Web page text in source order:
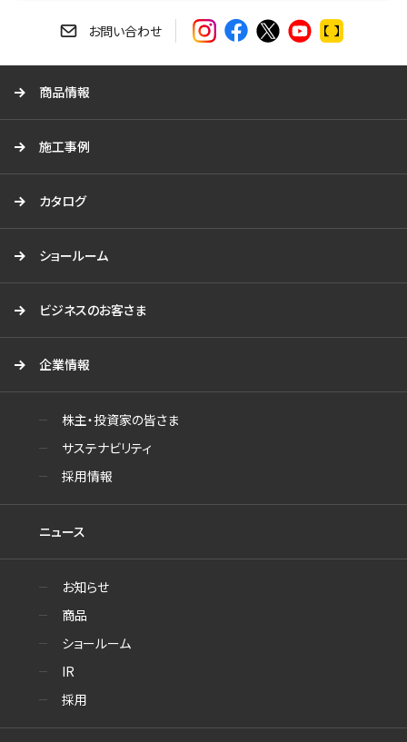
お問い合わせ
商品情報
施工事例
カタログ
ショールーム
ビジネスのお客さま
企業情報
株主・投資家の皆さま
サステナビリティ
採用情報
ニュース
お知らせ
商品
ショールーム
IR
採用